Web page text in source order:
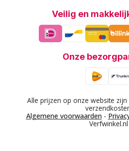
Veilig en
Onze
Alle prijzen op onze website zijn
Algemene voorwaarden -
Verfwinkel.nl